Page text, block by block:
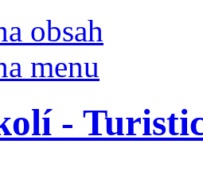
obsah
menu
-